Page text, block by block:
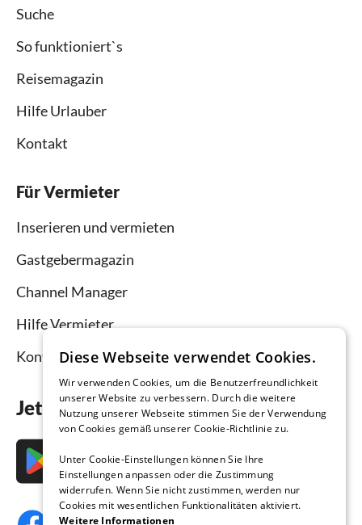
Suche
So funktioniert`s
Reisemagazin
Hilfe Urlauber
Kontakt
Für Vermieter
Inserieren und vermieten
Gastgebermagazin
Channel Manager
Hilfe Vermieter
Kontakt
Jetzt die App downloaden
Diese Webseite verwendet Cookies.
Wir verwenden Cookies, um die Benutzerfreundlichkeit
unserer Website zu verbessern. Durch die weitere
Nutzung unserer Webseite stimmen Sie der Verwendung
von Cookies gemäß unserer Cookie-Richtlinie zu.
Unter Cookie-Einstellungen können Sie Ihre
Einstellungen anpassen oder die Zustimmung
widerrufen. Wenn Sie nicht zustimmen, werden nur
Cookies mit wesentlichen Funktionalitäten aktiviert.
Weitere Informationen